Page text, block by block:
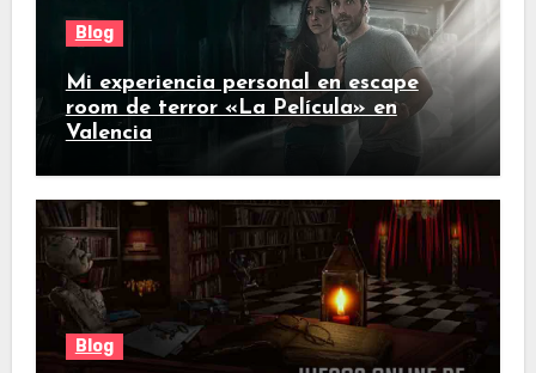
Blog
Mi experiencia personal en escape
room de terror «La Película» en
Valencia
Blog